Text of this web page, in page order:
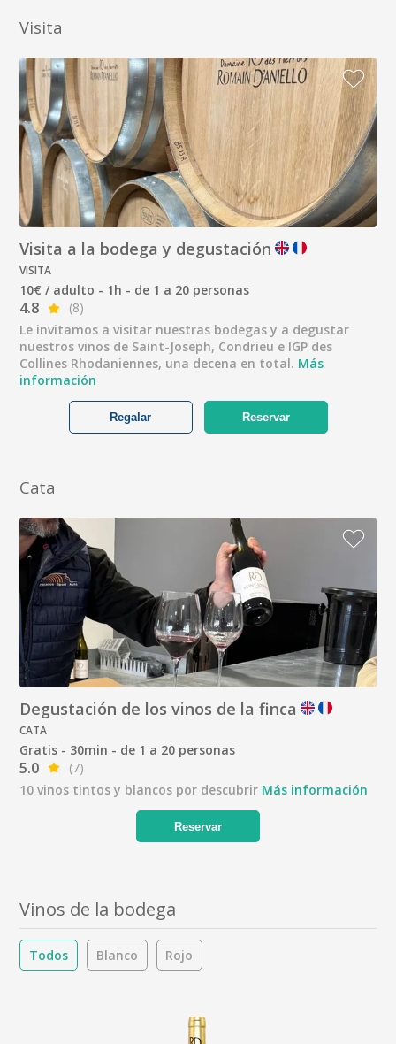
Visita
Visita a la bodega y degustación
VISITA
10€ / adulto - 1h - de 1 a 20 personas
4.8
(8)
Le invitamos a visitar nuestras bodegas y a degustar
nuestros vinos de Saint-Joseph, Condrieu e IGP des
Collines Rhodaniennes, una decena en total. Más
información
Reservar
Regalar
Cata
Degustación de los vinos de la finca
CATA
Gratis - 30min - de 1 a 20 personas
5.0
(7)
10 vinos tintos y blancos por descubrir Más información
Reservar
Vinos de la bodega
Todos Blanco Rojo